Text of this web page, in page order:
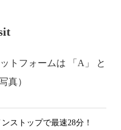
トフォームは 「A」 と
真）
ンストップで最速28分！